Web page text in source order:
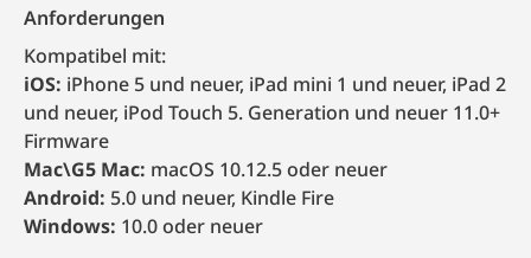
Anforderungen
Kompatibel mit:
iOS: iPhone 5 und neuer, iPad mini 1 und neuer, iPad 2
und neuer, iPod Touch 5. Generation und neuer 11.0+
Firmware
Mac\G5 Mac: macOS 10.12.5 oder neuer
Android: 5.0 und neuer, Kindle Fire
Windows: 10.0 oder neuer